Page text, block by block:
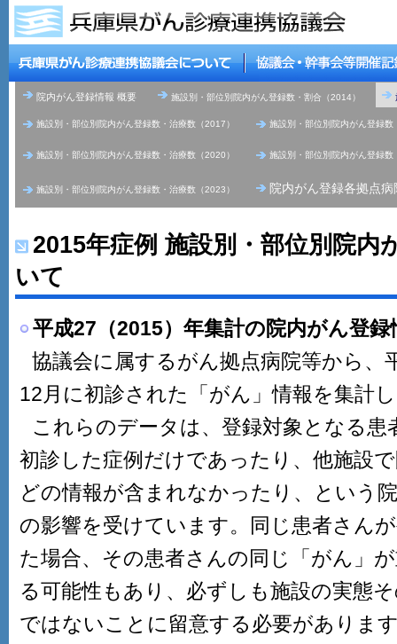
院内がん登録情報 概要 施設別・部位別院内がん登録数・割合（2014）
施設別・部位別院内がん登録数・治療数（2017） 施設別・部位別院内がん登録
施設別・部位別院内がん登録数・治療数（2020） 施設別・部位別院内がん登録
施設別・部位別院内がん登録数・治療数（2023） 院内がん登録各拠点
2015年症例 施設別・部位別院内
いて
平成27（2015）年集計の院内がん登
協議会に属するがん拠点病院等から、
12月に初診された「がん」情報を集計
これらのデータは、登録対象となる患
初診した症例だけであったり、他施設
どの情報が含まれなかったり、という
の影響を受けています。同じ患者さん
た場合、その患者さんの同じ「がん」
る可能性もあり、必ずしも施設の実態
ではないことに留意する必要がありま